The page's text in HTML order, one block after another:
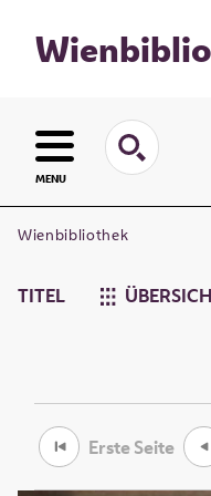
MENU
Wienbibliothek
TITEL
Erste Seite